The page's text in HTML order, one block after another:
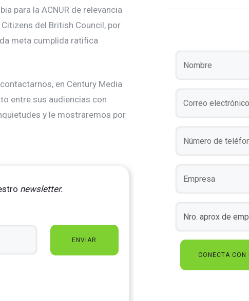
para la ACNUR de relevancia
del British Council, por
meta cumplida ratifica
en Century Media
entre sus audiencias con
y le mostraremos por
newsletter.